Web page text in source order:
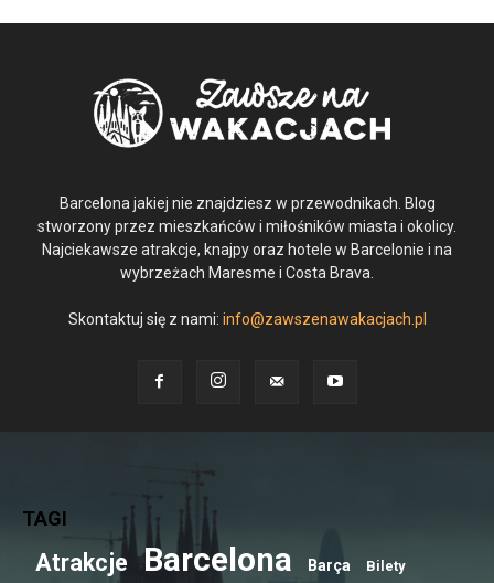
Barcelona jakiej nie znajdziesz w przewodnikach. Blog
stworzony przez mieszkańców i miłośników miasta i okolicy.
Najciekawsze atrakcje, knajpy oraz hotele w Barcelonie i na
wybrzeżach Maresme i Costa Brava.
Skontaktuj się z nami: info@zawszenawakacjach.pl
TAGI
Atrakcje Barcelona Barça Bilety